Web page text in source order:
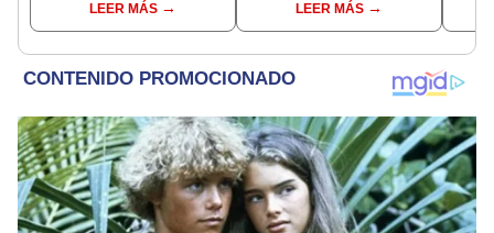
Saldaña con polémico
pedido: "Pido respetar
LEER MÁS
expone chats
LEER MÁS